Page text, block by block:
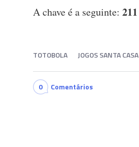
A chave é a seguinte: 211
TOTOBOLA JOGOS SANTA CASA
0 Comentários